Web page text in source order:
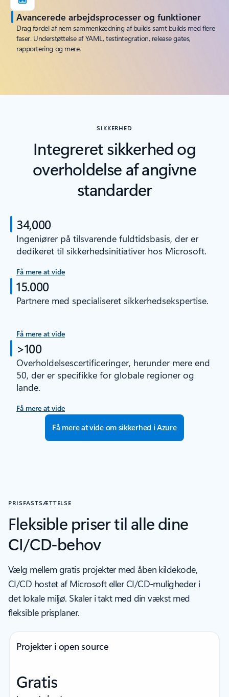
Avancerede arbejdsprocesser og funktioner
Drag fordel af nem sammenkædning af builds samt builds med flere
faser. Understøttelse af YAML, testintegration, release gates,
rapportering og mere.
SIKKERHED
Integreret sikkerhed og
overholdelse af angivne
standarder
34,000
Ingeniører på tilsvarende fuldtidsbasis, der er
dedikeret til sikkerhedsinitiativer hos Microsoft.
Få mere at vide
15.000
Partnere med specialiseret sikkerhedsekspertise.
Få mere at vide
>100
Overholdelsescertificeringer, herunder mere end
50, der er specifikke for globale regioner og
lande.
Få mere at vide
Få mere at vide om sikkerhed i Azure
PRISFASTSÆTTELSE
Fleksible priser til alle dine
CI/CD-behov
Vælg mellem gratis projekter med åben kildekode,
CI/CD hostet af Microsoft eller CI/CD-muligheder i
det lokale miljø. Skaler i takt med din vækst med
fleksible prisplaner.
Projekter i open source
Gratis